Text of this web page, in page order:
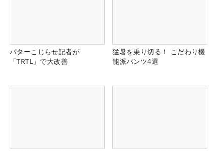
パターこじらせ記者が
「TRTL」で大改善
猛暑を乗り切る！ こだわり機
能派パンツ4選